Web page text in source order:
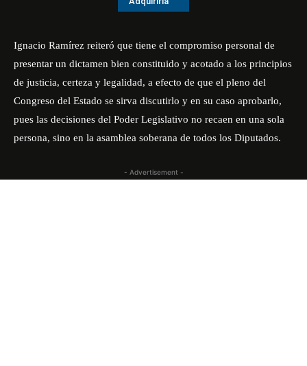
Ignacio Ramírez reiteró que tiene el compromiso personal de
presentar un dictamen bien constituido y acotado a los principios
de justicia, certeza y legalidad, a efecto de que el pleno del
Congreso del Estado se sirva discutirlo y en su caso aprobarlo,
pues las decisiones del Poder Legislativo no recaen en una sola
persona, sino en la asamblea soberana de todos los Diputados.
- Advertisement -